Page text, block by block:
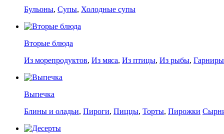
Бульоны, Супы, Холодные супы
Вторые блюда
Из морепродуктов, Из мяса, Из птицы, Из рыбы, Гарниры
Выпечка
Блины и оладьи, Пироги, Пиццы, Торты, Пирожки